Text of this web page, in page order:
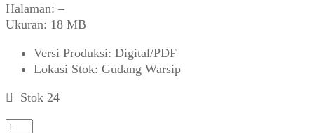
Halaman: –
Ukuran: 18 MB
Versi Produksi: Digital/PDF
Lokasi Stok: Gudang Warsip
Stok 24
Kuantitas